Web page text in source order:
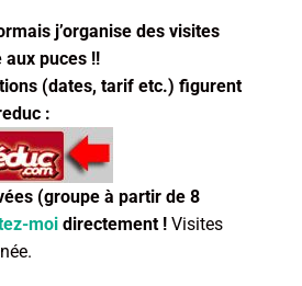
j’organise des visites
puces !!
(dates, tarif etc.) figurent
:
(groupe à partir de 8
moidirectement ! Visites